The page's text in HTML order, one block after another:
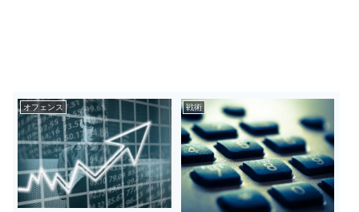
オフェンス 戦術